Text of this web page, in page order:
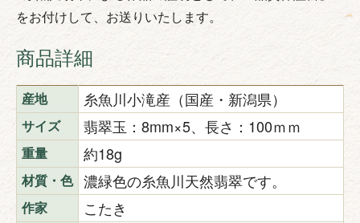
をお付けして、お送りいたします。
商品詳細
産地 糸魚川小滝産（国産・新潟県）
サイズ 翡翠玉：8mm×5、長さ：100ｍｍ
重量 約18g
材質・色 濃緑色の糸魚川天然翡翠です。
作家 こたき